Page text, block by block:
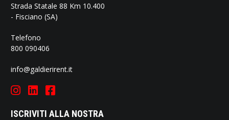
Strada Statale 88 Km 10.400
- Fisciano (SA)
Telefono
800 090406
info@galdierirent.it
ISCRIVITI ALLA NOSTRA